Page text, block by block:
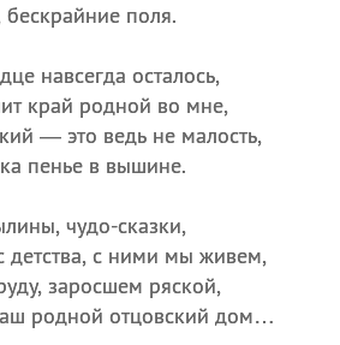
бескрайние поля.
навсегда осталось,
край родной во мне,
— это ведь не малость,
пенье в вышине.
чудо-сказки,
с ними мы живем,
заросшем ряской,
родной отцовский дом…